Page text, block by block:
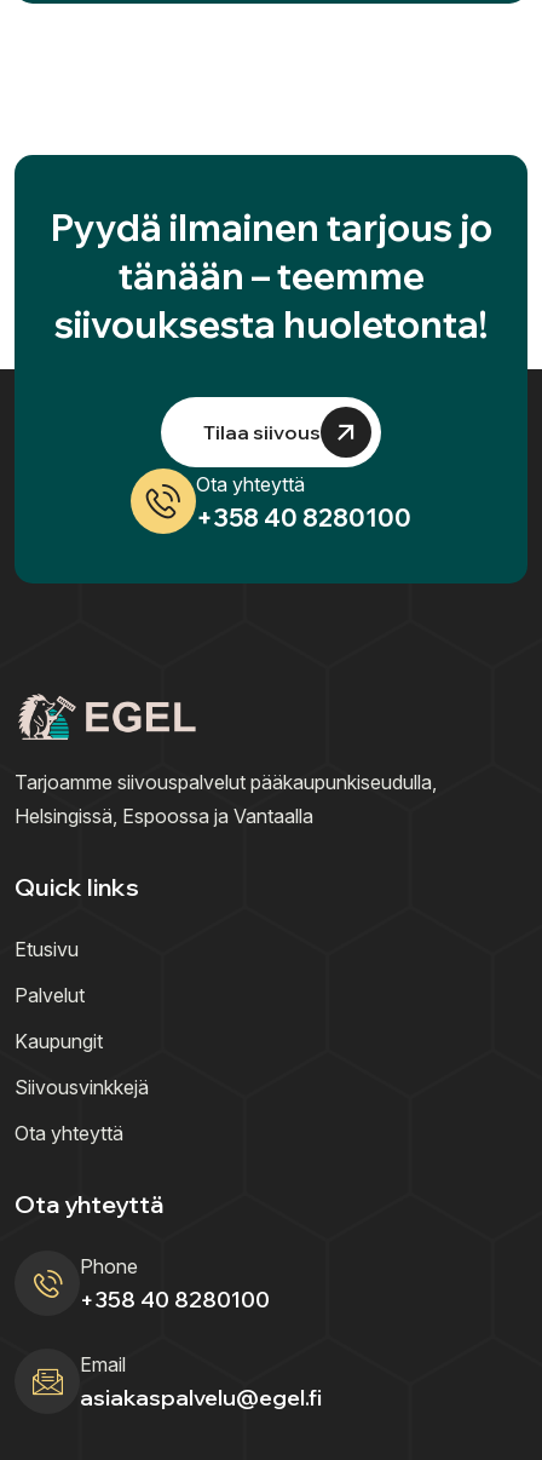
Pyydä ilmainen tarjous jo
tänään – teemme
siivouksesta huoletonta!
Tilaa siivous
Ota yhteyttä
+358 40 8280100
Tarjoamme siivouspalvelut pääkaupunkiseudulla,
Helsingissä, Espoossa ja Vantaalla
Quick links
Etusivu
Palvelut
Kaupungit
Siivousvinkkejä
Ota yhteyttä
Ota yhteyttä
Phone
+358 40 8280100
Email
asiakaspalvelu@egel.fi